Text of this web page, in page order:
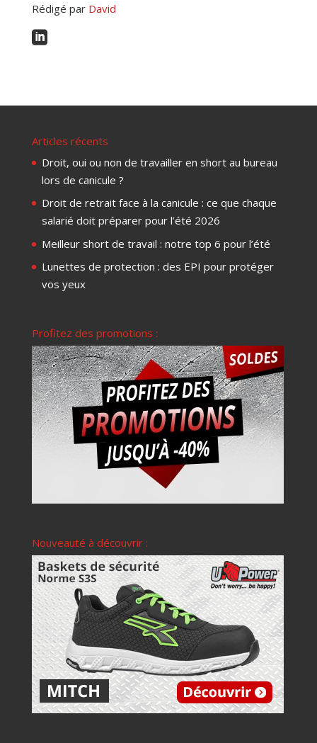
Rédigé par David

Articles récents
Droit, oui ou non de travailler en short au bureau
lors de canicule ?
Droit de retrait face à la canicule : ce que chaque
salarié doit préparer pour l’été 2026
Meilleur short de travail : notre top 6 pour l’été
Lunettes de protection : des EPI pour protéger
vos yeux
Profitez des promotions :
Nouveauté à découvrir :